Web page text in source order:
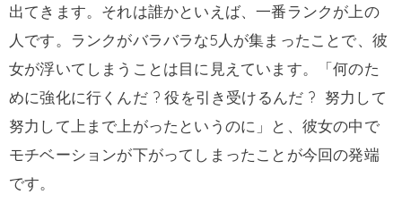
出てきます。それは誰かといえば、一番ランクが上の
人です。ランクがバラバラな5人が集まったことで、彼
女が浮いてしまうことは目に見えています。「何のた
めに強化に行くんだ ? 役を引き受けるんだ ? 努力して
努力して上まで上がったというのに」と、彼女の中で
モチベーションが下がってしまったことが今回の発端
です。